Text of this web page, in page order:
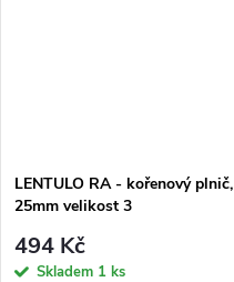
LENTULO RA - kořenový plnič,
25mm velikost 3
494 Kč
Skladem 1 ks